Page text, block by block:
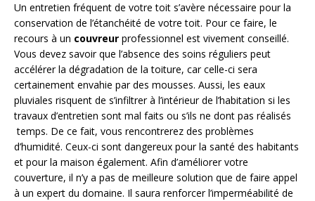
Un entretien fréquent de votre toit s’avère nécessaire pour la
conservation de l’étanchéité de votre toit. Pour ce faire, le
recours à un couvreur professionnel est vivement conseillé.
Vous devez savoir que l’absence des soins réguliers peut
accélérer la dégradation de la toiture, car celle-ci sera
certainement envahie par des mousses. Aussi, les eaux
pluviales risquent de s’infiltrer à l’intérieur de l’habitation si les
travaux d’entretien sont mal faits ou s’ils ne dont pas réalisés
temps. De ce fait, vous rencontrerez des problèmes
d’humidité. Ceux-ci sont dangereux pour la santé des habitants
et pour la maison également. Afin d’améliorer votre
couverture, il n’y a pas de meilleure solution que de faire appel
à un expert du domaine. Il saura renforcer l’imperméabilité de